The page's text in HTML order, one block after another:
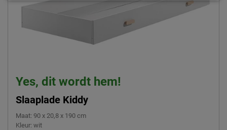
Yes, dit wordt hem!
Slaaplade Kiddy
Maat: 90 x 20,8 x 190 cm
Kleur: wit